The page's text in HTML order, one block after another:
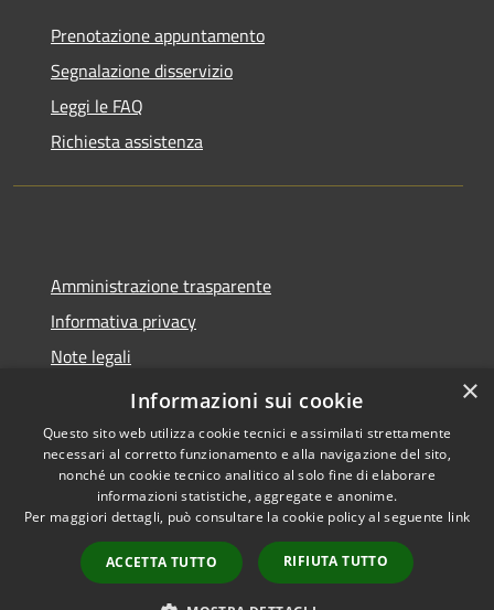
Prenotazione appuntamento
Segnalazione disservizio
Leggi le FAQ
Richiesta assistenza
Amministrazione trasparente
Informativa privacy
Note legali
Dichiarazione di accessibilità
Accessibilità
Copyright © 2026 • Comune di
Spoleto • Powered by
Municipium•
Accesso
redazione
×
Informazioni sui cookie
Questo sito web utilizza cookie tecnici e assimilati strettamente
necessari al corretto funzionamento e alla navigazione del sito,
nonché un cookie tecnico analitico al solo fine di elaborare
informazioni statistiche, aggregate e anonime.
Per maggiori dettagli, può consultare la cookie policy al seguente link
ACCETTA TUTTO RIFIUTA TUTTO